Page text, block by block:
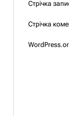
Стрічка
Стрічка